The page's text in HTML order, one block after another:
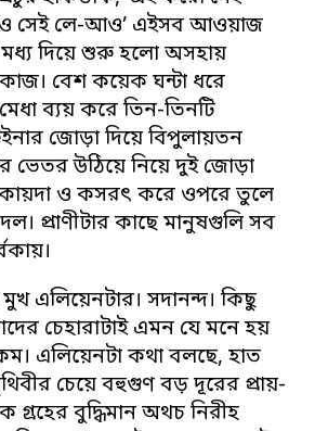
সেই লে-আও’ এইসব আওয়াজ
দিয়ে শুরু হলো অসহায়
বেশ কয়েক ঘন্টা ধরে
ব্যয় করে তিন-তিনটি
জোড়া দিয়ে বিপুলায়তন
ভেতর উঠিয়ে নিয়ে দুই জোড়া
কায়দা ও কসরৎ করে ওপরে তুলে
প্রাণীটার কাছে মানুষগুলি সব
মুখ এলিয়েনটার। সদানন্দ। কিছু
চেহারাটাই এমন যে মনে হয়
এলিয়েনটা কথা বলছে, হাত
চেয়ে বহুগুণ বড় দূরের প্রায়-
বুদ্ধিমান অথচ নিরীহ